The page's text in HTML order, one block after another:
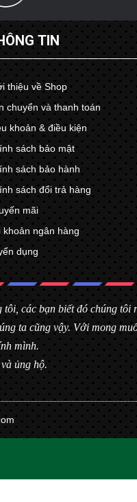
TIN
thiệu về Shop
chuyển và thanh toán
khoản & điều kiện
sách bảo mật
sách bảo hành
sách đổi trả hàng
mãi
khoản ngân hàng
dụng
các bạn biết đó chúng
ta cũng vậy. Với mong
mình.
ủng hộ.